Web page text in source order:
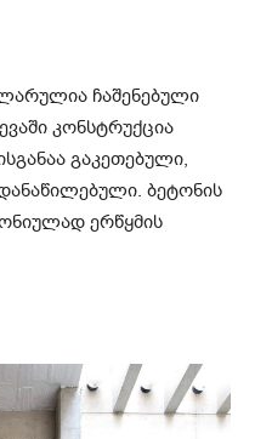
ჩაშენებული
კონსტრუქცია
გაკეთებული,
ბეტონის
ერწყმის